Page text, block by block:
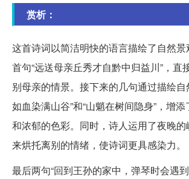
赏析：
这首诗词以简洁明快的语言描绘了自然景
首句“远送母亲丘秀才自黔中归益川”，直
别母亲的情景。接下来的几句通过描绘自
如血染满山谷”和“山魈在树间隐身”，增
和浓郁的色彩。同时，诗人运用了夜晚
来烘托离别的情绪，使诗词更具感染力。
最后两句“回到王孙的家中，弹琴时会遇